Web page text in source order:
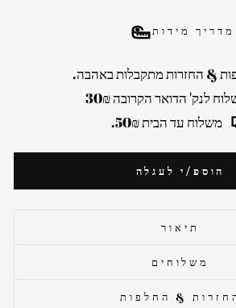
מדריך מידות
& החזרות מתקבלות באהבה.
לנק' הדואר הקרובה 30₪
משלוח עד הבית 50₪.
הוספ/י לעגלה
תיאור
משלוחים
& החלפות